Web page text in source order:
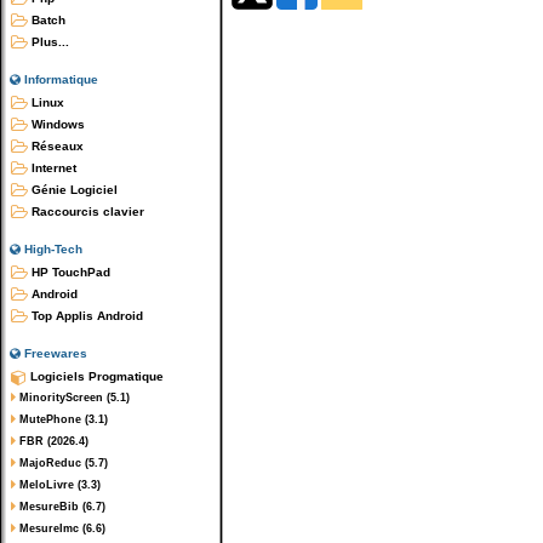
Batch
Plus...
Informatique
Linux
Windows
Réseaux
Internet
Génie Logiciel
Raccourcis clavier
High-Tech
HP TouchPad
Android
Top Applis Android
Freewares
Logiciels Progmatique
MinorityScreen (5.1)
MutePhone (3.1)
FBR (2026.4)
MajoReduc (5.7)
MeloLivre (3.3)
MesureBib (6.7)
MesureImc (6.6)